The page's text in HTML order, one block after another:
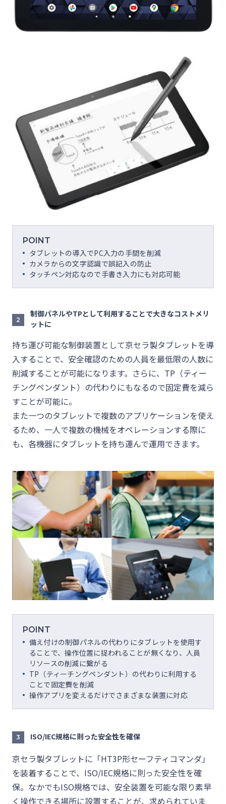
POINT
タブレットの導入でPC入力の手間を削減
カメラからの文字認識で誤記入の防止
タッチペン対応なので手書き入力にも対応可能
2
制御パネルやTPとして利用することで大きなコストメリ
ットに
持ち運び可能な制御装置として京セラ製タブレットを導
入することで、安全確認のための人員を最低限の人数に
削減することが可能になります。さらに、TP（ティー
チングペンダント）の代わりにもなるので固定費を減ら
すことが可能に。
また一つのタブレットで複数のアプリケーションを使え
るため、一人で複数の機械をオペレーションする際に
も、各機器にタブレットを持ち運んで運用できます。
POINT
備え付けの制御パネルの代わりにタブレットを使用す
ることで、操作位置に捉われることが無くなり、人員
リソースの削減に繋がる
TP（ティーチングペンダント）の代わりに利用する
ことで固定費を削減
操作アプリを変えるだけでさまざまな装置に対応
3 ISO/IEC規格に則った安全性を確保
京セラ製タブレットに「HT3P形セーフティコマンダ」
を装着することで、ISO/IEC規格に則った安全性を確
保。なかでもISO規格では、安全装置を可能な限り素早
く操作できる場所に設置することが、求められていま